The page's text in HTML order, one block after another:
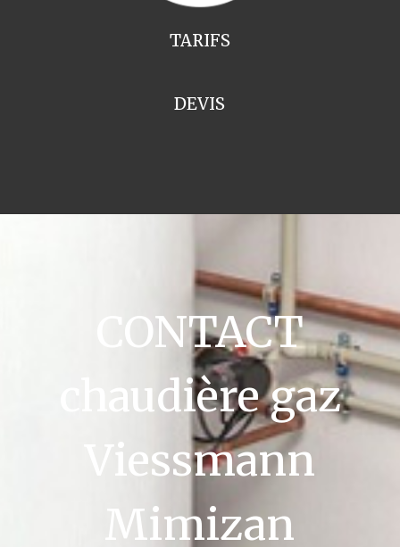
TARIFS
DEVIS
CONTACT
chaudière gaz
Viessmann
Mimizan